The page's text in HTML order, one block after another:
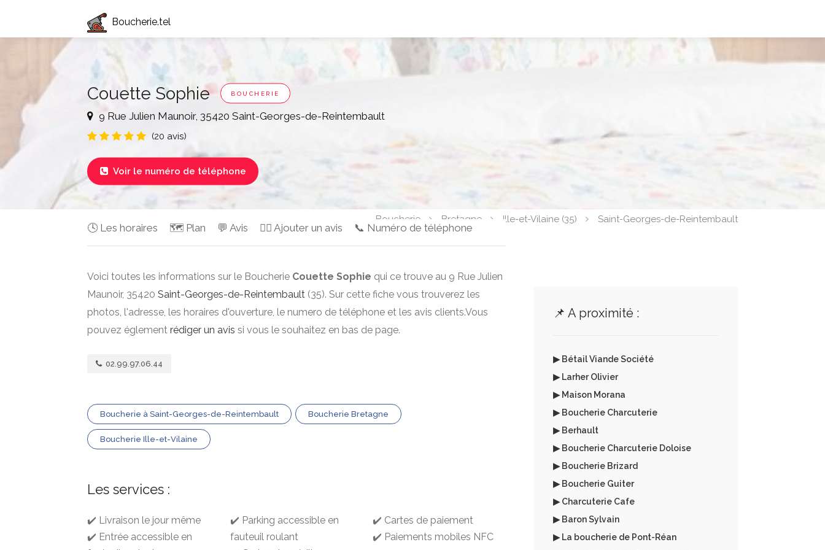
Boucherie.tel
Couette Sophie BOUCHERIE
9 Rue Julien Maunoir, 35420 Saint-Georges-de-Reintembault
(20 avis)
 Voir le numéro de téléphone
Boucherie Bretagne Ille-et-Vilaine (35) Saint-Georges-de-Reintembault
🕓 Les horaires 🗺️ Plan 💬 Avis ✍🏻 Ajouter un avis 📞 Numéro de téléphone
Voici toutes les informations sur le Boucherie Couette Sophie qui ce trouve au 9 Rue Julien
Maunoir, 35420 Saint-Georges-de-Reintembault (35). Sur cette fiche vous trouverez les
photos, l'adresse, les horaires d'ouverture, le numero de téléphone et les avis clients.Vous
pouvez églement rédiger un avis si vous le souhaitez en bas de page.
02.99.97.06.44
Boucherie à Saint-Georges-de-Reintembault Boucherie Bretagne
Boucherie Ille-et-Vilaine
Les services :
✔️ Livraison le jour même
✔️ Entrée accessible en
✔️ Parking accessible en
fauteuil roulant
✔️ Cartes de paiement
✔️ Paiements mobiles NFC
📌 A proximité :
▶ Bétail Viande Société
▶ Larher Olivier
▶ Maison Morana
▶ Boucherie Charcuterie
▶ Berhault
▶ Boucherie Charcuterie Doloise
▶ Boucherie Brizard
▶ Boucherie Guiter
▶ Charcuterie Cafe
▶ Baron Sylvain
▶ La boucherie de Pont-Réan